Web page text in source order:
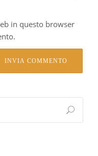
in questo browser